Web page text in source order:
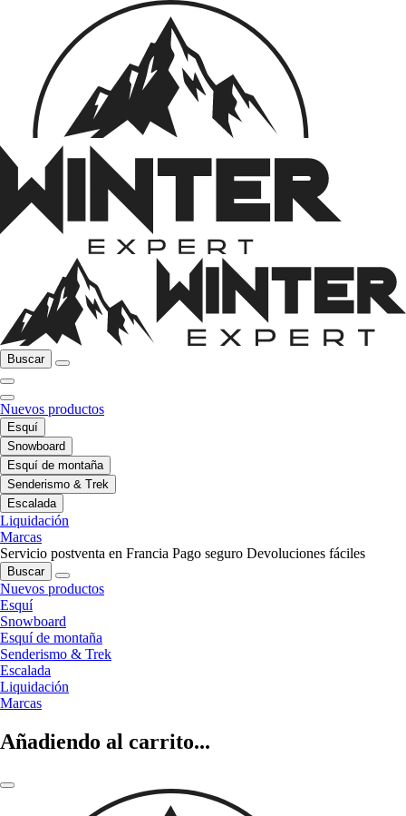
Buscar
Nuevos productos
Esquí
Snowboard
Esquí de montaña
Senderismo & Trek
Escalada
Liquidación
Marcas
Servicio postventa en Francia Pago seguro Devoluciones fáciles
Buscar
Nuevos productos
Esquí
Snowboard
Esquí de montaña
Senderismo & Trek
Escalada
Liquidación
Marcas
Añadiendo al carrito...